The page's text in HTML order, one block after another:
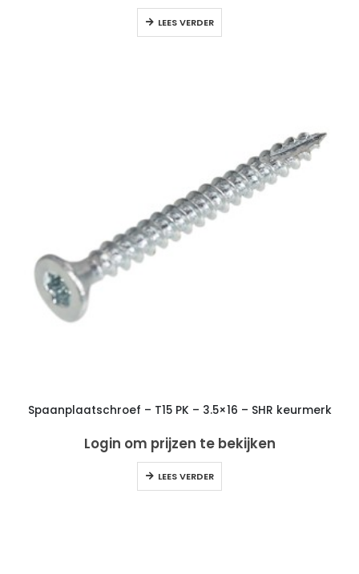
LEES VERDER
Spaanplaatschroef – T15 PK – 3.5×16 – SHR keurmerk
Login om prijzen te bekijken
LEES VERDER